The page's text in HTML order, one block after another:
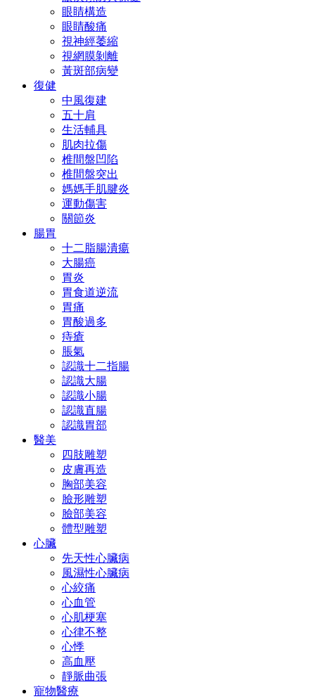
眼睛構造
眼睛酸痛
視神經萎縮
視網膜剝離
黃斑部病變
復健
中風復建
五十肩
生活輔具
肌肉拉傷
椎間盤凹陷
椎間盤突出
媽媽手肌腱炎
運動傷害
關節炎
腸胃
十二脂腸潰瘍
大腸癌
胃炎
胃食道逆流
胃痛
胃酸過多
痔瘡
脹氣
認識十二指腸
認識大腸
認識小腸
認識直腸
認識胃部
醫美
四肢雕塑
皮膚再造
胸部美容
臉形雕塑
臉部美容
體型雕塑
心臟
先天性心臟病
風濕性心臟病
心絞痛
心血管
心肌梗塞
心律不整
心悸
高血壓
靜脈曲張
寵物醫療